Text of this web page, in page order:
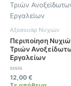
Αξεσουάρ Νυχιών
Περιποίηση
Τριών
Εργαλείων
Βαθμολογήθηκε
με
12,00 €